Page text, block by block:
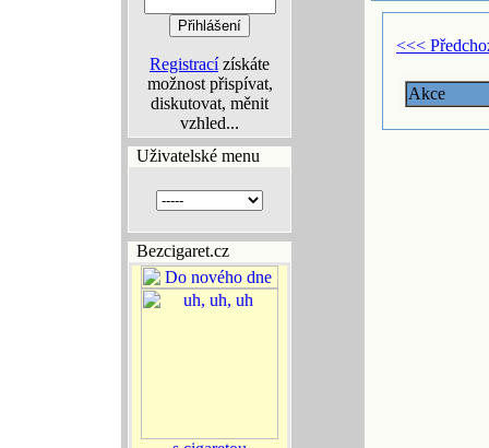
Registracízískáte
možnost přispívat,
diskutovat, měnit
vzhled...
Uživatelské menu
Bezcigaret.cz
<<<
Akce